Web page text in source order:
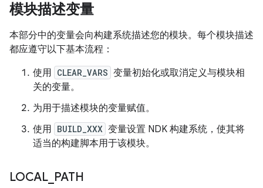
模块描述变量
本部分中的变量会向构建系统描述您的模块。每个模块描述
都应遵守以下基本流程：
使用 CLEAR_VARS 变量初始化或取消定义与模块相
关的变量。
为用于描述模块的变量赋值。
使用 BUILD_XXX 变量设置 NDK 构建系统，使其将
适当的构建脚本用于该模块。
LOCAL_ PATH